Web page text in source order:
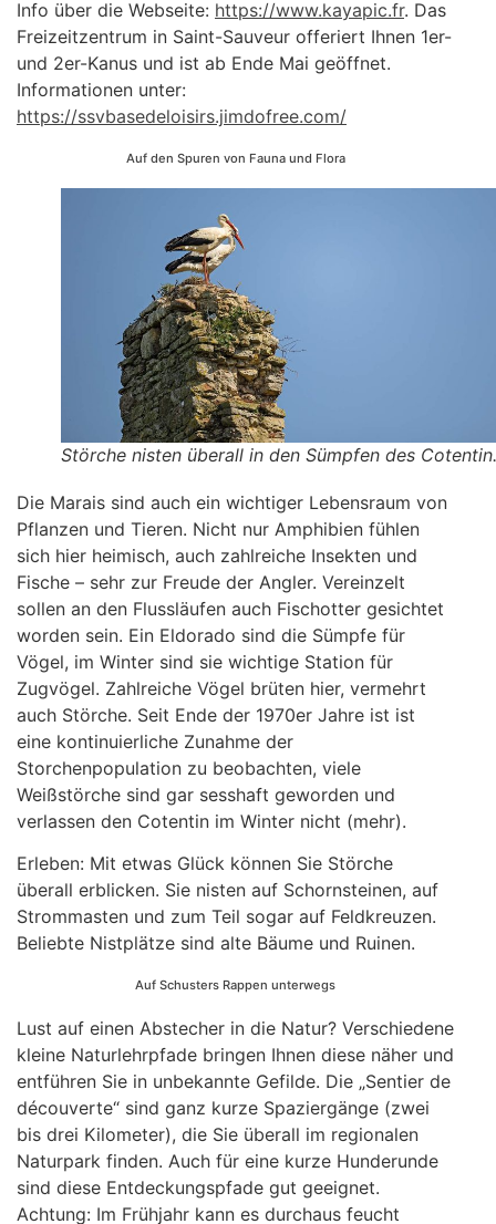
Info über die Webseite: https://www.kayapic.fr. Das
Freizeitzentrum in Saint-Sauveur offeriert Ihnen 1er-
und 2er-Kanus und ist ab Ende Mai geöffnet.
Informationen unter:
https://ssvbasedeloisirs.jimdofree.com/
Auf den Spuren von Fauna und Flora
Störche nisten überall in den Sümpfen des Cotentin.
Die Marais sind auch ein wichtiger Lebensraum von
Pflanzen und Tieren. Nicht nur Amphibien fühlen
sich hier heimisch, auch zahlreiche Insekten und
Fische – sehr zur Freude der Angler. Vereinzelt
sollen an den Flussläufen auch Fischotter gesichtet
worden sein. Ein Eldorado sind die Sümpfe für
Vögel, im Winter sind sie wichtige Station für
Zugvögel. Zahlreiche Vögel brüten hier, vermehrt
auch Störche. Seit Ende der 1970er Jahre ist ist
eine kontinuierliche Zunahme der
Storchenpopulation zu beobachten, viele
Weißstörche sind gar sesshaft geworden und
verlassen den Cotentin im Winter nicht (mehr).
Erleben: Mit etwas Glück können Sie Störche
überall erblicken. Sie nisten auf Schornsteinen, auf
Strommasten und zum Teil sogar auf Feldkreuzen.
Beliebte Nistplätze sind alte Bäume und Ruinen.
Auf Schusters Rappen unterwegs
Lust auf einen Abstecher in die Natur? Verschiedene
kleine Naturlehrpfade bringen Ihnen diese näher und
entführen Sie in unbekannte Gefilde. Die „Sentier de
découverte“ sind ganz kurze Spaziergänge (zwei
bis drei Kilometer), die Sie überall im regionalen
Naturpark finden. Auch für eine kurze Hunderunde
sind diese Entdeckungspfade gut geeignet.
Achtung: Im Frühjahr kann es durchaus feucht